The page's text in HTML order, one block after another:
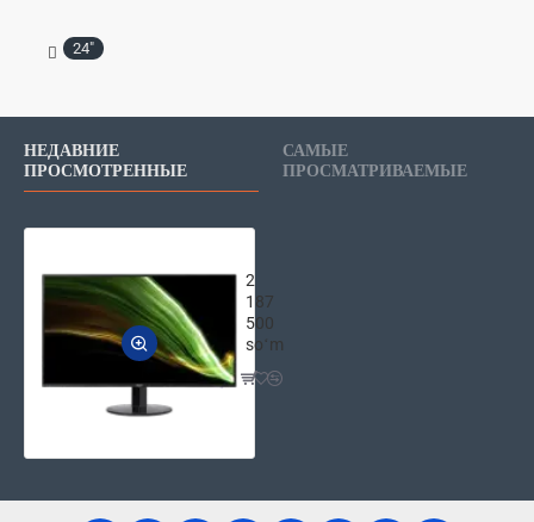
24"
НЕДАВНИЕ
ПРОСМОТРЕННЫЕ
САМЫЕ
ПРОСМАТРИВАЕМЫЕ
2
187
500
soʻm